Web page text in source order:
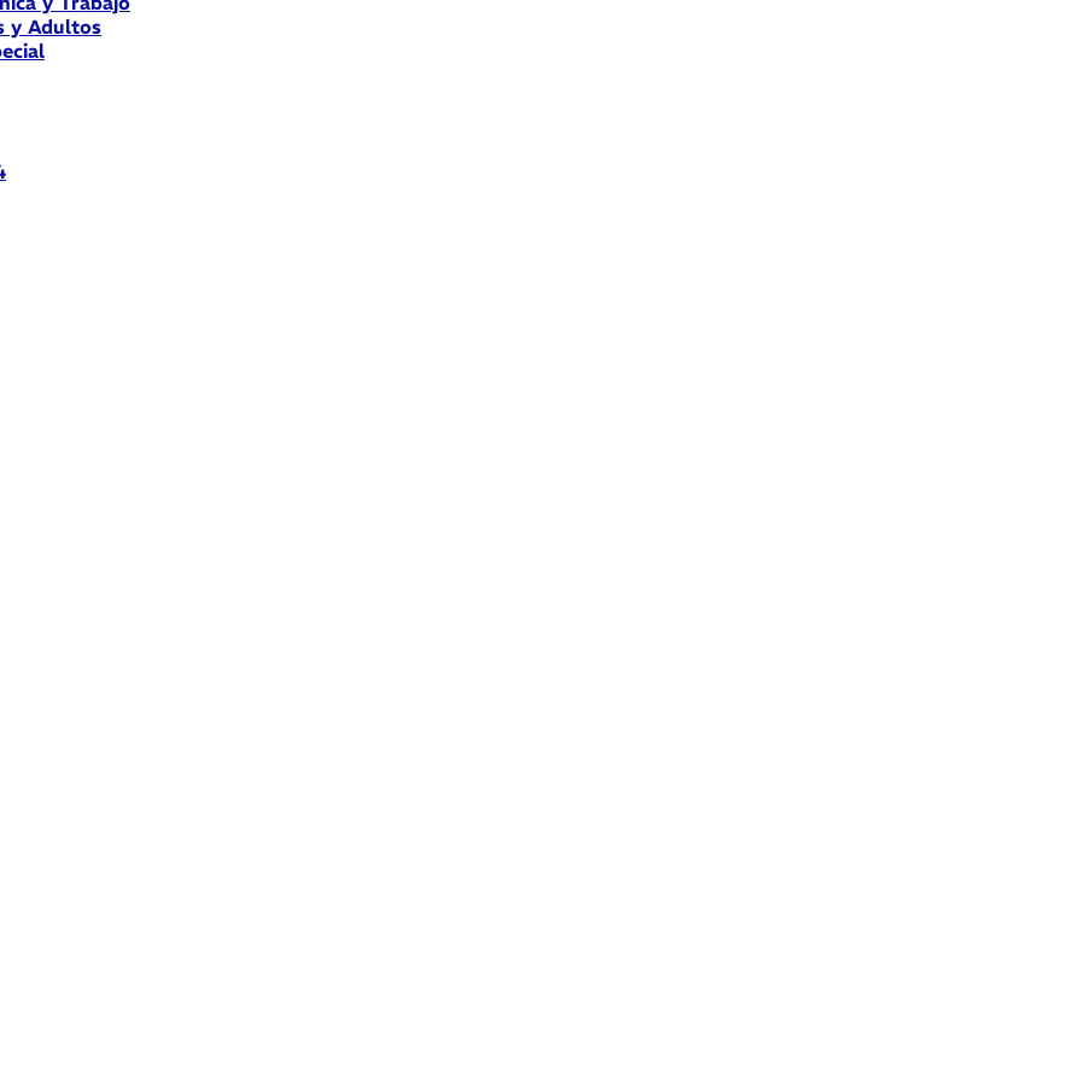
y Adultos